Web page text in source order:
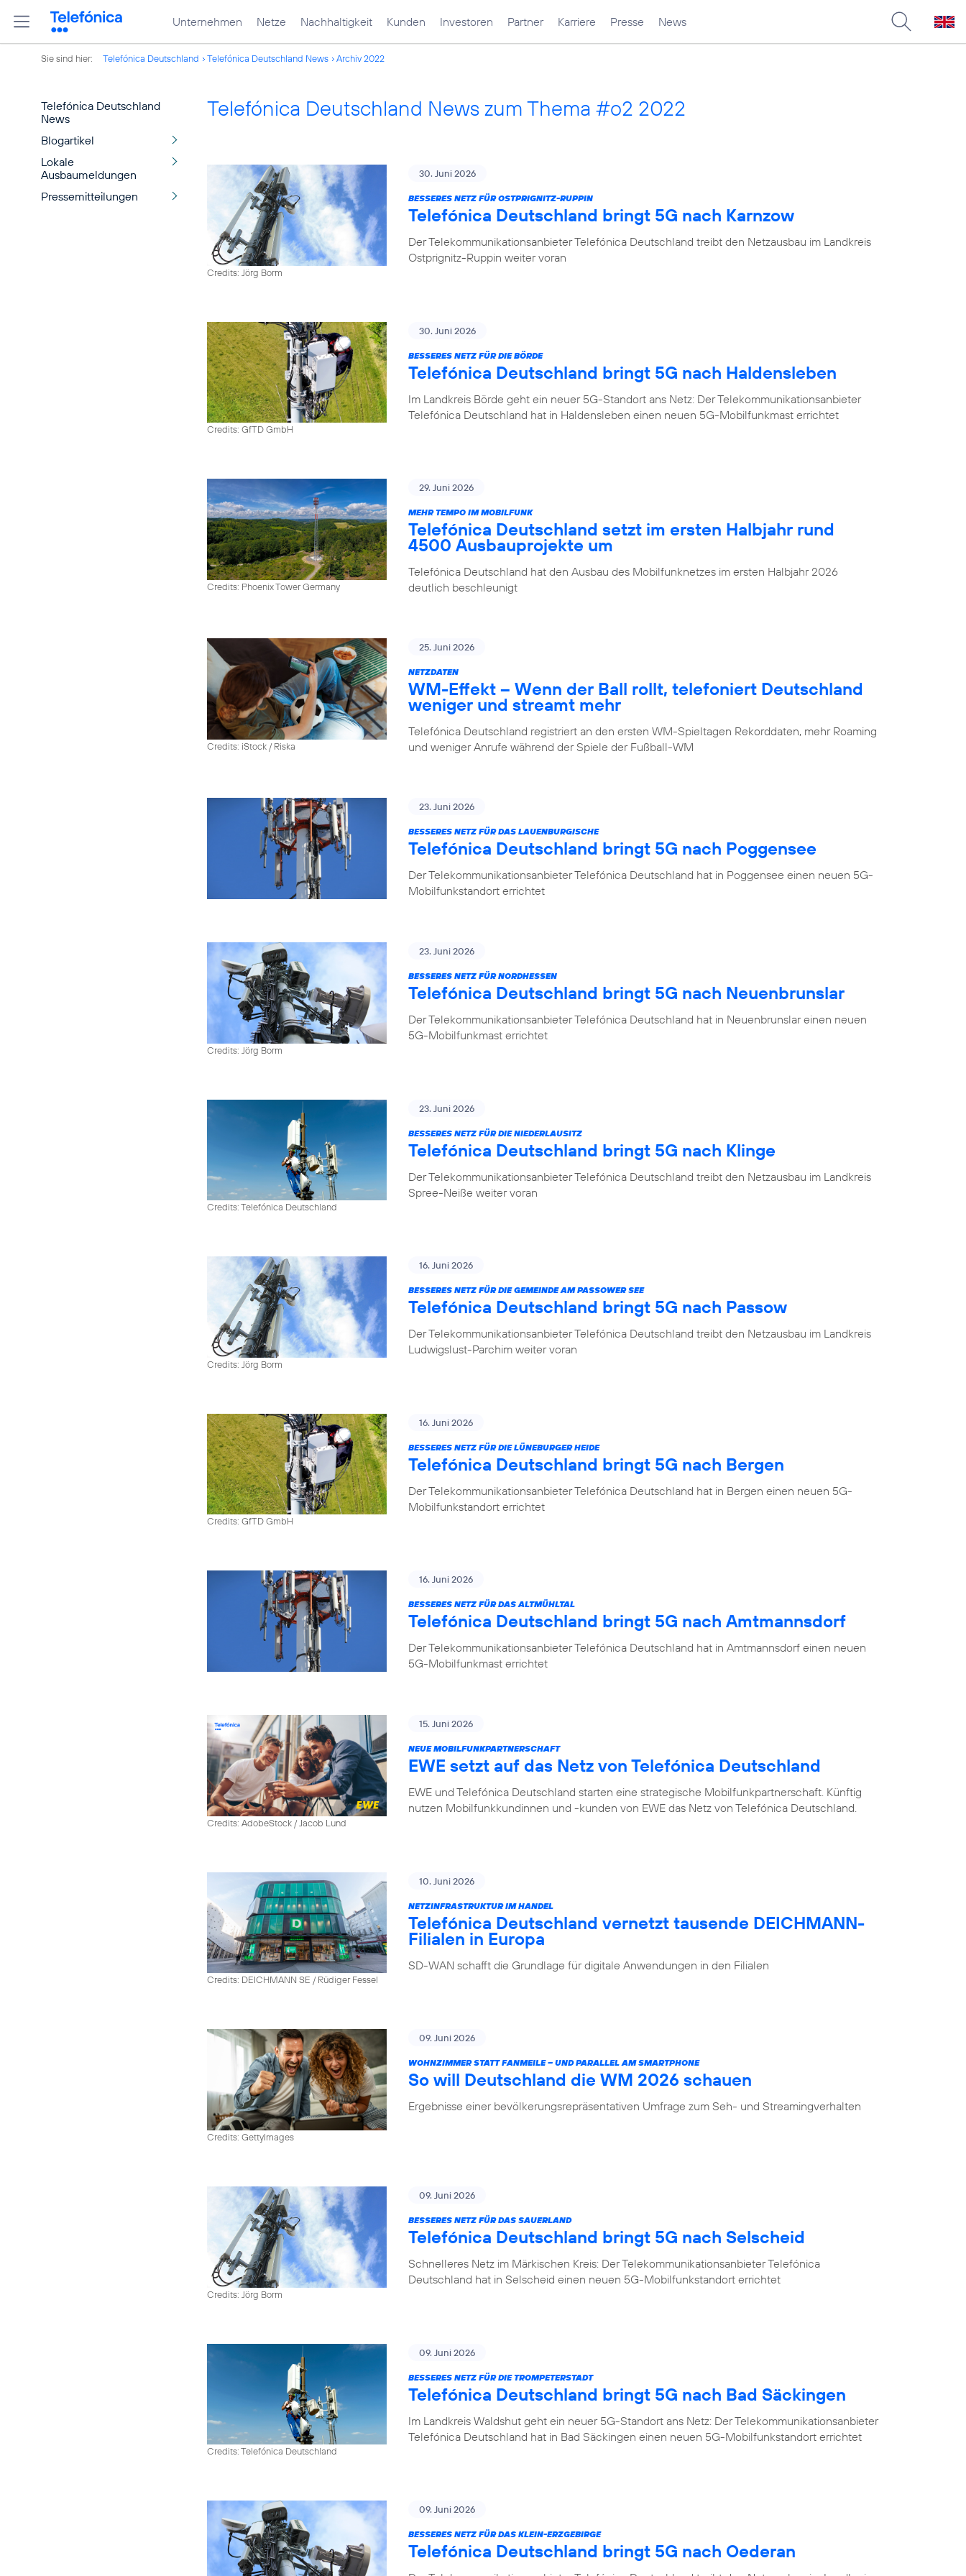
Unternehmen Netze Nachhaltigkeit Kunden Investoren Partner Karriere Presse News
Sie sind hier: Telefónica Deutschland Telefónica Deutschland News Archiv 2022
Telefónica Deutschland
News
Blogartikel
Lokale
Ausbaumeldungen
Pressemitteilungen
Telefónica Deutschland News zum Thema #o2 2022
Credits: Jörg Borm
30. Juni 2026
BESSERES NETZ FÜR OSTPRIGNITZ-RUPPIN
Telefónica Deutschland bringt 5G nach Karnzow
Der Telekommunikationsanbieter Telefónica Deutschland treibt den Netzausbau im Landkreis
Ostprignitz-Ruppin weiter voran
Credits: GfTD GmbH
30. Juni 2026
BESSERES NETZ FÜR DIE BÖRDE
Telefónica Deutschland bringt 5G nach Haldensleben
Im Landkreis Börde geht ein neuer 5G-Standort ans Netz: Der Telekommunikationsanbieter
Telefónica Deutschland hat in Haldensleben einen neuen 5G-Mobilfunkmast errichtet
Credits: Phoenix Tower Germany
29. Juni 2026
MEHR TEMPO IM MOBILFUNK
Telefónica Deutschland setzt im ersten Halbjahr rund
4500 Ausbauprojekte um
Telefónica Deutschland hat den Ausbau des Mobilfunknetzes im ersten Halbjahr 2026
deutlich beschleunigt
Credits: iStock / Riska
25. Juni 2026
NETZDATEN
WM-Effekt – Wenn der Ball rollt, telefoniert Deutschland
weniger und streamt mehr
Telefónica Deutschland registriert an den ersten WM-Spieltagen Rekorddaten, mehr Roaming
und weniger Anrufe während der Spiele der Fußball-WM
23. Juni 2026
BESSERES NETZ FÜR DAS LAUENBURGISCHE
Telefónica Deutschland bringt 5G nach Poggensee
Der Telekommunikationsanbieter Telefónica Deutschland hat in Poggensee einen neuen 5G-
Mobilfunkstandort errichtet
Credits: Jörg Borm
23. Juni 2026
BESSERES NETZ FÜR NORDHESSEN
Telefónica Deutschland bringt 5G nach Neuenbrunslar
Der Telekommunikationsanbieter Telefónica Deutschland hat in Neuenbrunslar einen neuen
5G-Mobilfunkmast errichtet
Credits: Telefónica Deutschland
23. Juni 2026
BESSERES NETZ FÜR DIE NIEDERLAUSITZ
Telefónica Deutschland bringt 5G nach Klinge
Der Telekommunikationsanbieter Telefónica Deutschland treibt den Netzausbau im Landkreis
Spree-Neiße weiter voran
Credits: Jörg Borm
16. Juni 2026
BESSERES NETZ FÜR DIE GEMEINDE AM PASSOWER SEE
Telefónica Deutschland bringt 5G nach Passow
Der Telekommunikationsanbieter Telefónica Deutschland treibt den Netzausbau im Landkreis
Ludwigslust-Parchim weiter voran
Credits: GfTD GmbH
16. Juni 2026
BESSERES NETZ FÜR DIE LÜNEBURGER HEIDE
Telefónica Deutschland bringt 5G nach Bergen
Der Telekommunikationsanbieter Telefónica Deutschland hat in Bergen einen neuen 5G-
Mobilfunkstandort errichtet
16. Juni 2026
BESSERES NETZ FÜR DAS ALTMÜHLTAL
Telefónica Deutschland bringt 5G nach Amtmannsdorf
Der Telekommunikationsanbieter Telefónica Deutschland hat in Amtmannsdorf einen neuen
5G-Mobilfunkmast errichtet
Credits: AdobeStock / Jacob Lund
15. Juni 2026
NEUE MOBILFUNKPARTNERSCHAFT
EWE setzt auf das Netz von Telefónica Deutschland
EWE und Telefónica Deutschland starten eine strategische Mobilfunkpartnerschaft. Künftig
nutzen Mobilfunkkundinnen und -kunden von EWE das Netz von Telefónica Deutschland.
Credits: DEICHMANN SE / Rüdiger Fessel
10. Juni 2026
NETZINFRASTRUKTUR IM HANDEL
Telefónica Deutschland vernetzt tausende DEICHMANN-
Filialen in Europa
SD-WAN schafft die Grundlage für digitale Anwendungen in den Filialen
Credits: GettyImages
09. Juni 2026
WOHNZIMMER STATT FANMEILE – UND PARALLEL AM SMARTPHONE
So will Deutschland die WM 2026 schauen
Ergebnisse einer bevölkerungsrepräsentativen Umfrage zum Seh- und Streamingverhalten
Credits: Jörg Borm
09. Juni 2026
BESSERES NETZ FÜR DAS SAUERLAND
Telefónica Deutschland bringt 5G nach Selscheid
Schnelleres Netz im Märkischen Kreis: Der Telekommunikationsanbieter Telefónica
Deutschland hat in Selscheid einen neuen 5G-Mobilfunkstandort errichtet
Credits: Telefónica Deutschland
09. Juni 2026
BESSERES NETZ FÜR DIE TROMPETERSTADT
Telefónica Deutschland bringt 5G nach Bad Säckingen
Im Landkreis Waldshut geht ein neuer 5G-Standort ans Netz: Der Telekommunikationsanbieter
Telefónica Deutschland hat in Bad Säckingen einen neuen 5G-Mobilfunkstandort errichtet
09. Juni 2026
BESSERES NETZ FÜR DAS KLEIN-ERZGEBIRGE
Telefónica Deutschland bringt 5G nach Oederan